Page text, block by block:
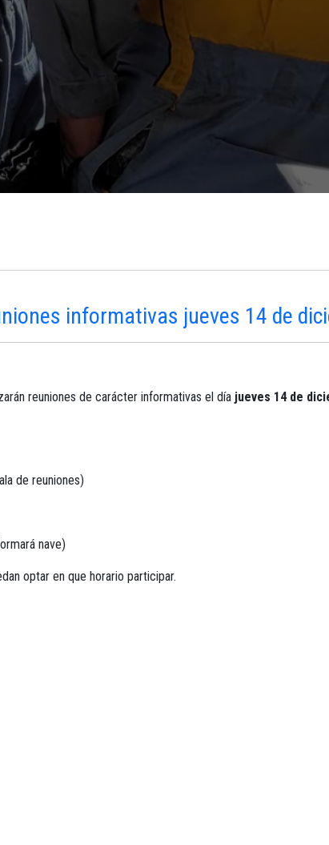
informativas jueves 14 de
reuniones de carácter informativas el día jueves 14 de
de reuniones)
nave)
optar en que horario participar.